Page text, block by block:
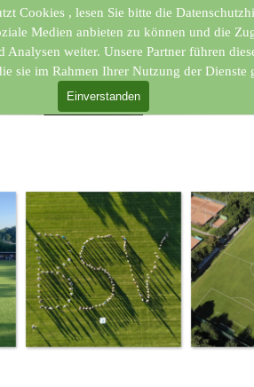
Cookies , lesen Sie bitte die
Medien anbieten zu können und die
weiter. Unsere Partner führen
sie im Rahmen Ihrer Nutzung der Dienste
Einverstanden
e.V. 1967
▼ Kontakt